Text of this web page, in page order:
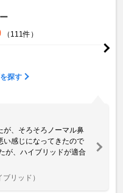
（111件）
探す
が、そろそろノーマル鼻
い感じになってきたので
が、ハイブリッドが適合
リッド）